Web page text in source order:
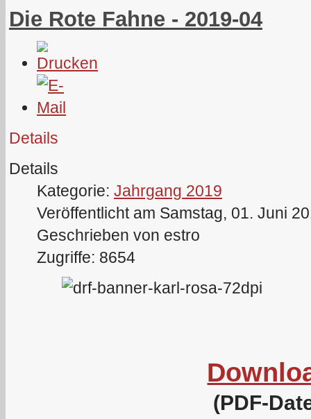
Die Rote Fahne - 2019-04
Details
Details
Kategorie: Jahrgang 2019
Veröffentlicht am Samstag, 01. Juni
Geschrieben von estro
Zugriffe: 8654
(PDF-